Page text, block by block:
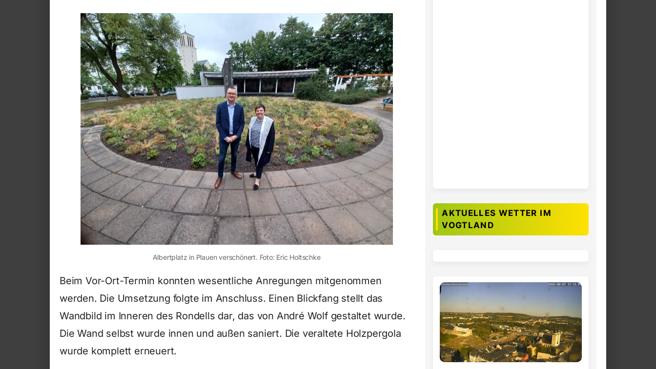
Albertplatz in Plauen verschönert. Foto: Eric Holtschke
Beim Vor-Ort-Termin konnten wesentliche Anregungen mitgenommen
werden. Die Umsetzung folgte im Anschluss. Einen Blickfang stellt das
Wandbild im Inneren des Rondells dar, das von André Wolf gestaltet wurde.
Die Wand selbst wurde innen und außen saniert. Die veraltete Holzpergola
wurde komplett erneuert.
AKTUELLES WETTER IM
VOGTLAND